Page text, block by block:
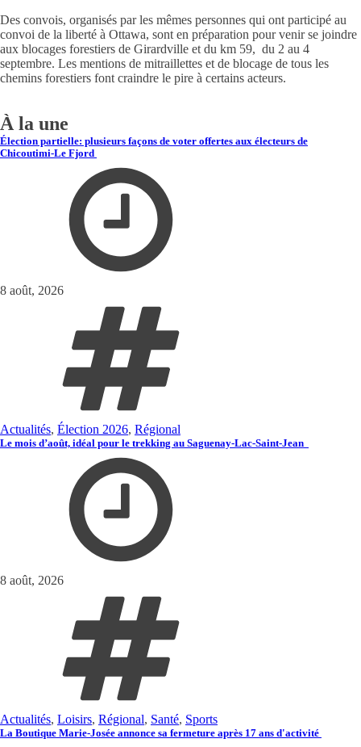
Des convois, organisés par les mêmes personnes qui ont participé au
convoi de la liberté à Ottawa, sont en préparation pour venir se joindre
aux blocages forestiers de Girardville et du km 59, du 2 au 4
septembre. Les mentions de mitraillettes et de blocage de tous les
chemins forestiers font craindre le pire à certains acteurs.
À la une
Élection partielle: plusieurs façons de voter offertes aux électeurs de
Chicoutimi-Le Fjord
8 août, 2026
Actualités, Élection 2026, Régional
Le mois d’août, idéal pour le trekking au Saguenay-Lac-Saint-Jean
8 août, 2026
Actualités, Loisirs, Régional, Santé, Sports
La Boutique Marie-Josée annonce sa fermeture après 17 ans d'activité